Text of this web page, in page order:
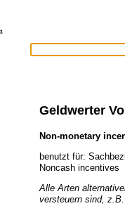
Geldwerter
Non-monetary
benutzt für:
Noncash incentives
Alle Arten
versteuern sind,